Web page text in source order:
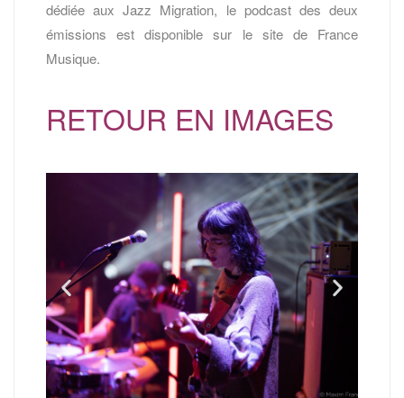
dédiée aux Jazz Migration, le podcast des deux
émissions est disponible sur le site de France
Musique.
RETOUR EN IMAGES